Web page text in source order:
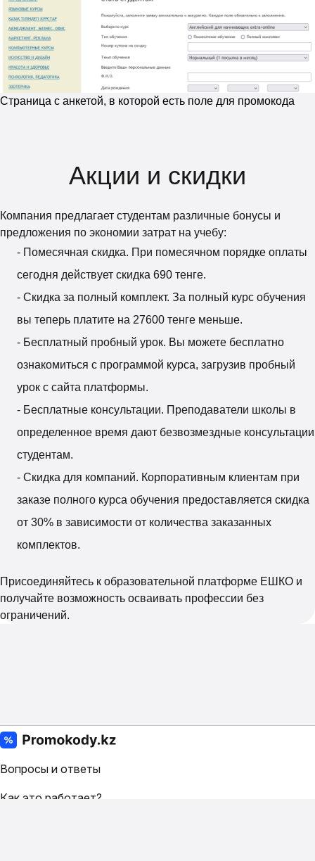
Страница с анкетой, в которой есть поле для промокода
Акции и скидки
Компания предлагает студентам различные бонусы и
предложения по экономии затрат на учебу:
- Помесячная скидка. При помесячном порядке оплаты
сегодня действует скидка 690 тенге.
- Скидка за полный комплект. За полный курс обучения
вы теперь платите на 27600 тенге меньше.
- Бесплатный пробный урок. Вы можете бесплатно
ознакомиться с программой курса, загрузив пробный
урок с сайта платформы.
- Бесплатные консультации. Преподаватели школы в
определенное время дают безвозмездные консультации
студентам.
- Скидка для компаний. Корпоративным клиентам при
заказе полного курса обучения предоставляется скидка
от 30% в зависимости от количества заказанных
комплектов.
Присоединяйтесь к образовательной платформе ЕШКО и
получайте возможность осваивать профессии без
ограничений.
Вопросы и ответы
Как это работает?